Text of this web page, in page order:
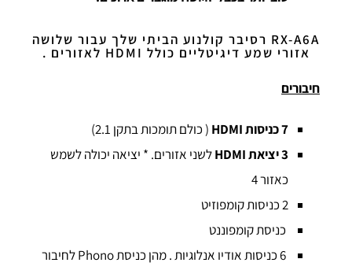
RX-A6A רסיבר קולנוע הביתי שלך עבור שלושה
אזורי שמע דיגיטליים כולל HDMI לאזורים .
חיבורים
7 כניסות HDMI ( כולם תומכות בתקן 2.1)
3 יציאת
HDMIלשני אזורים. * יציאה יכולה לשמש
כאזור 4
2 כניסות קומפוזיט
כניסת קומפוננט
6 כניסות אודיו אנלוגיות . מהן כניסת Phono לחיבור